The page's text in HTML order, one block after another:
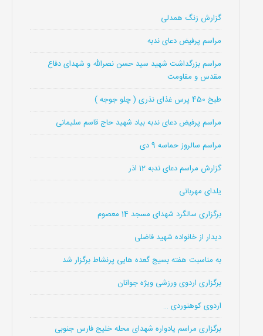
گزارش زنگ همدلی
مراسم پرفیض دعای ندبه
مراسم بزرگداشت شهید سید حسن نصرالله و شهدای دفاع
مقدس و مقاومت
طبخ 450 پرس غذای نذری ( چلو جوجه )
مراسم پرفیض دعای ندبه بیاد شهید حاج قاسم سلیمانی
مراسم سالروز حماسه 9 دی
گزارش مراسم دعای ندبه 12 اذر
یلدای مهربانی
برگزاری سالگرد شهدای مسجد 14 معصوم
دیدار از خانواده شهید فاضلی
به مناسبت هفته بسیج گعده هایی پرنشاط برگزار شد
برگزاری اردوی ورزشی ویژه جوانان
اردوی کوهنوردی …
برگزاری مراسم یادواره شهدای محله خلیج فارس جنوبی